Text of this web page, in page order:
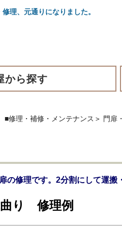
、元通りになりました。
から探す
■修理・補修・メンテナンス ＞ 門扉
の修理です。2分割にして運搬
曲り 修理例